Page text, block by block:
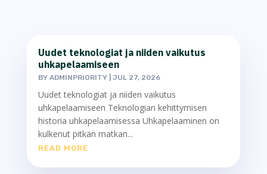
Uudet teknologiat ja niiden vaikutus
uhkapelaamiseen
BY ADMINPRIORITY| JUL 27, 2026
Uudet teknologiat ja niiden vaikutus
uhkapelaamiseen Teknologian kehittymisen
historia uhkapelaamisessa Uhkapelaaminen on
kulkenut pitkän matkan...
READ MORE